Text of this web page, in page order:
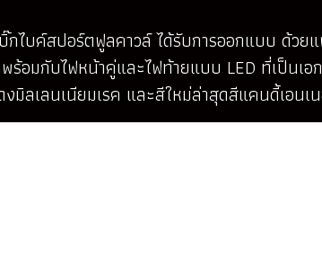
กไบค์สปอร์ตฟูลคาวล์ ได้รับการออกแบบ ด้ว
ร้อมกับไฟหน้าคู่และไฟท้ายแบบ LED ที่เป็น
มิลเลนเนียมเรค และสีใหม่ล่าสุดสีแคนดี้เอนเ